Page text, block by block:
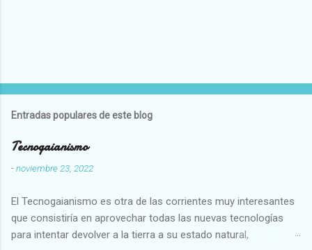
Entradas populares de este blog
Tecnogaianismo
-noviembre 23, 2022
El Tecnogaianismo es otra de las corrientes muy interesantes
que consistiría en aprovechar todas las nuevas tecnologías
para intentar devolver a la tierra a su estado natural,